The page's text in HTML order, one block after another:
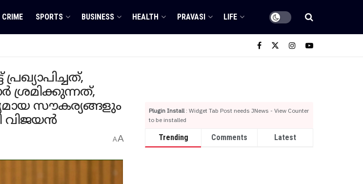
CRIME SPORTS BUSINESS HEALTH PRAVASI LIFE
ശ്രമിക്കുന്നത്,
സൗകര്യങ്ങളും
വിജയന്‍
AA
Plugin Install: Widget Tab Post needs JNews - View Counter
to be installed
Trending Comments Latest